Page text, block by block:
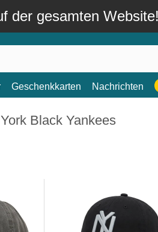
der gesamten Website!
Geschenkkarten Nachrichten
Black Yankees